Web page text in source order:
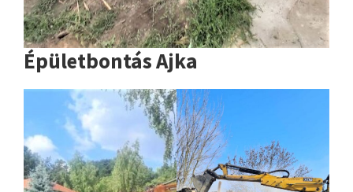
Épületbontás Ajka